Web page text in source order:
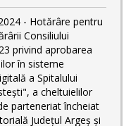
- Hotărâre pentru
Consiliului
privind aprobarea
în sisteme
a Spitalului
a cheltuielilor
parteneriat încheiat
Județul Argeș și